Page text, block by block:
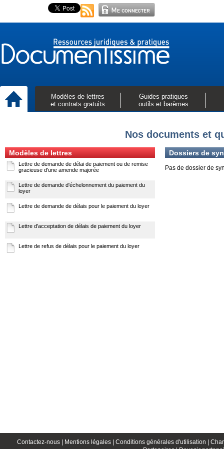
Modèles de lettres
et contrats gratuits
Guides pratiques
outils et barèmes
Nos documents et
Modèles de lettres
Lettre de demande de délai de paiement ou de remise
gracieuse d'une amende majorée
Lettre de demande d'échelonnement du paiement du
loyer
Lettre de demande de délais pour le paiement du loyer
Lettre d'acceptation de délais de paiement du loyer
Lettre de refus de délais pour le paiement du loyer
Dossiers de
Pas de dossier de
Contactez-nous | Mentions légales | Conditions générales d'utilisation |